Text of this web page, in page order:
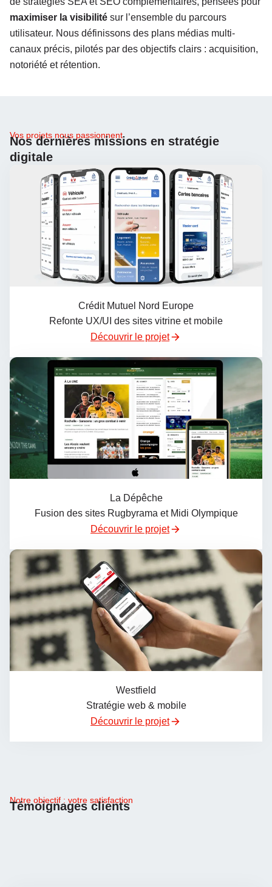
maximiser la visibilité sur l’ensemble du parcours
utilisateur. Nous définissons des plans médias multi-
canaux précis, pilotés par des objectifs clairs : acquisition,
notoriété et rétention.
Vos projets nous passionnent
Nos dernières missions en stratégie
digitale
Crédit Mutuel Nord Europe
Refonte UX/UI des sites vitrine et mobile
Découvrir le projet
La Dépêche
Fusion des sites Rugbyrama et Midi Olympique
Découvrir le projet
Westfield
Stratégie web & mobile
Découvrir le projet
Notre objectif : votre satisfaction
Témoignages clients